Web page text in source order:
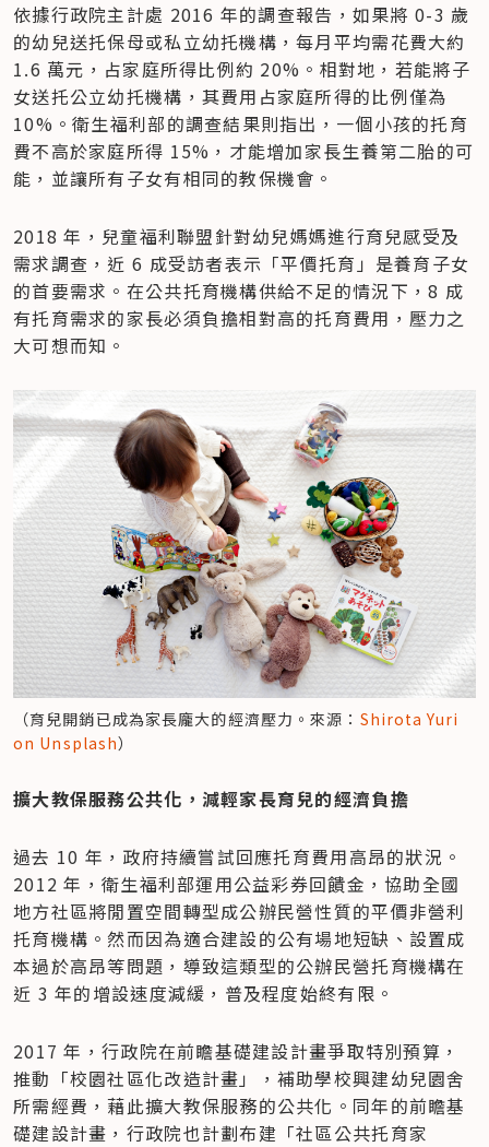
依據行政院主計處 2016 年的調查報告，如果將 0-3 歲
的幼兒送托保母或私立幼托機構，每月平均需花費大約
1.6 萬元，占家庭所得比例約 20%。相對地，若能將子
女送托公立幼托機構，其費用占家庭所得的比例僅為
10%。衛生福利部的調查結果則指出，一個小孩的托育
費不高於家庭所得 15%，才能增加家長生養第二胎的可
能，並讓所有子女有相同的教保機會。
2018 年，兒童福利聯盟針對幼兒媽媽進行育兒感受及
需求調查，近 6 成受訪者表示「平價托育」是養育子女
的首要需求。在公共托育機構供給不足的情況下，8 成
有托育需求的家長必須負擔相對高的托育費用，壓力之
大可想而知。
（育兒開銷已成為家長龐大的經濟壓力。來源： Shirota Yuri
on Unsplash）
​擴大教保服務公共化，減輕家長育兒的經濟負擔
過去 10 年，政府持續嘗試回應托育費用高昂的狀況。
2012 年，衛生福利部運用公益彩券回饋金，協助全國
地方社區將閒置空間轉型成公辦民營性質的平價非營利
托育機構。然而因為適合建設的公有場地短缺、設置成
本過於高昂等問題，導致這類型的公辦民營托育機構在
近 3 年的增設速度減緩，普及程度始終有限。
2017 年，行政院在前瞻基礎建設計畫爭取特別預算，
推動「校園社區化改造計畫」，補助學校興建幼兒園舍
所需經費，藉此擴大教保服務的公共化。同年的前瞻基
礎建設計畫，行政院也計劃布建「社區公共托育家